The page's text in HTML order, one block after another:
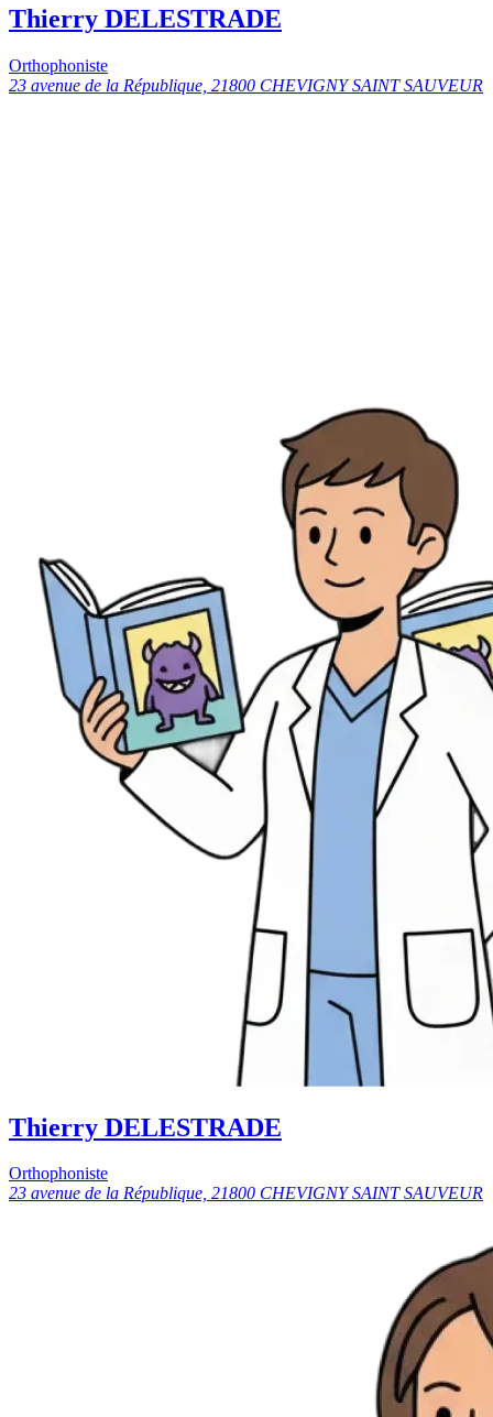
Thierry DELESTRADE
Orthophoniste
23 avenue de la République, 21800 CHEVIGNY SAINT SAUVEUR
Thierry DELESTRADE
Orthophoniste
23 avenue de la République, 21800 CHEVIGNY SAINT SAUVEUR